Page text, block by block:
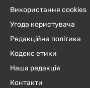
Використання cookies
Угода користувача
Редакційна політика
Кодекс етики
Наша редакція
Контакти